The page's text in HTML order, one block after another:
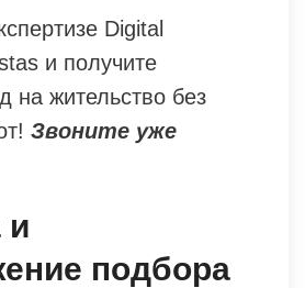
Digital
и получите
на жительство без
Звоните уже
и
подбора